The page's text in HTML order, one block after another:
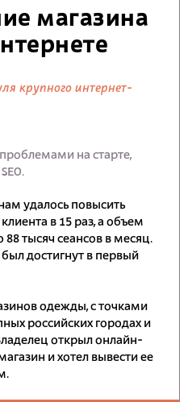
магазина
крупного интернет-
на старте,
удалось повысить
в 15 раз, а объем
88 тысяч сеансов в месяц.
достигнут в первый
одежды, с точками
российских городах и
открыл онлайн-
и хотел вывести ее